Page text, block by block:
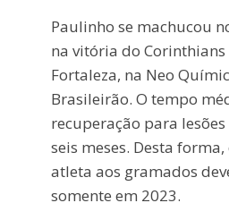
Paulinho se machucou
na vitória do
Fortaleza, na Neo
Brasileirão. O tempo
recuperação para
seis meses. Desta
atleta aos gramados
somente em 2023.